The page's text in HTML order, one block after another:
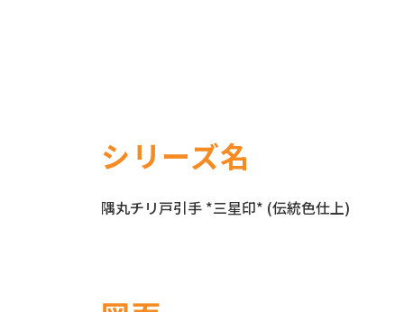
シリーズ名
隅丸チリ戸引手 *三星印* (伝統色仕上)